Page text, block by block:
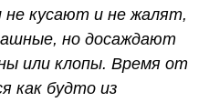
не кусают и не жалят,
но досаждают
или клопы. Время от
как будто из